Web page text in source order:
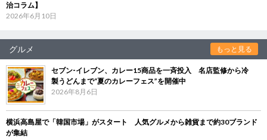
治コラム】
2026年6月10日
グルメ もっと見る
セブン‐イレブン、カレー15商品を一斉投入 名店監修から冷
製うどんまで“夏のカレーフェス”を開催中
2026年8月6日
横浜高島屋で「韓国市場」がスタート 人気グルメから雑貨まで約30ブランド
が集結